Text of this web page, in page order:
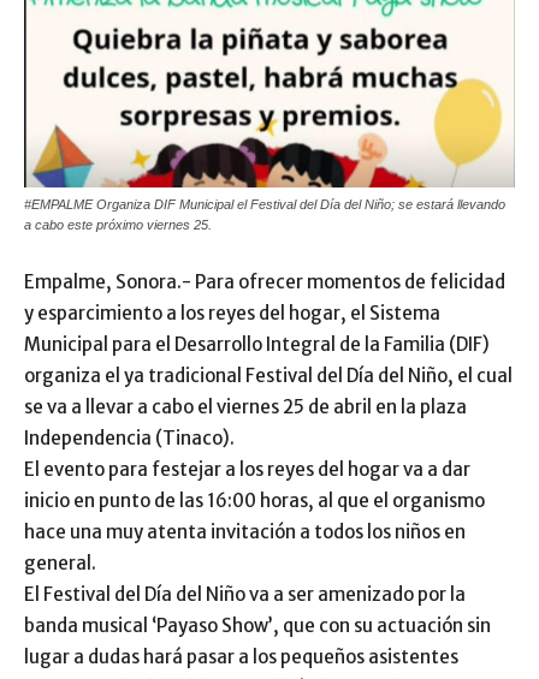
#EMPALME Organiza DIF Municipal el Festival del Día del Niño; se estará llevando
a cabo este próximo viernes 25.
Empalme, Sonora.- Para ofrecer momentos de felicidad
y esparcimiento a los reyes del hogar, el Sistema
Municipal para el Desarrollo Integral de la Familia (DIF)
organiza el ya tradicional Festival del Día del Niño, el cual
se va a llevar a cabo el viernes 25 de abril en la plaza
Independencia (Tinaco).
El evento para festejar a los reyes del hogar va a dar
inicio en punto de las 16:00 horas, al que el organismo
hace una muy atenta invitación a todos los niños en
general.
El Festival del Día del Niño va a ser amenizado por la
banda musical ‘Payaso Show’, que con su actuación sin
lugar a dudas hará pasar a los pequeños asistentes